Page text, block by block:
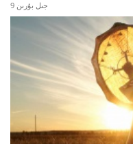
9 جىل بۇرىن